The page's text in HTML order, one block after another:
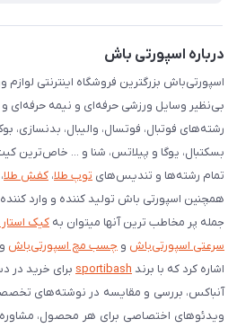
درباره اسپورتی باش
اسپورتی‌باش بزرگترین فروشگاه اینترنتی لوازم
بی‌نظیر وسایل ورزشی حرفه‌ای و نیمه حرفه‌ای
رشته‌های فوتبال، فوتسال، والیبال، بدنسازی،
بسکتبال، یوگا و پیلاتس، شنا و ... خاص‌ترین
تمام رشته‌ها و تندیس‌های توپ طلا، کفش طلا،
همچنین اسپورتی باش تولید کننده و وارد
جمله پر مخاطب ترین آنها میتوان به کیک
سرعتی اسپورتی‌باش و چسب مچ اسپورتی‌باش و
اشاره کرد که با برند sportibash برای خرید
آنباکس، بررسی‌ و مقایسه در نوشته‌های
ویدئوهای اختصاصی برای هر محصول، مشاوره